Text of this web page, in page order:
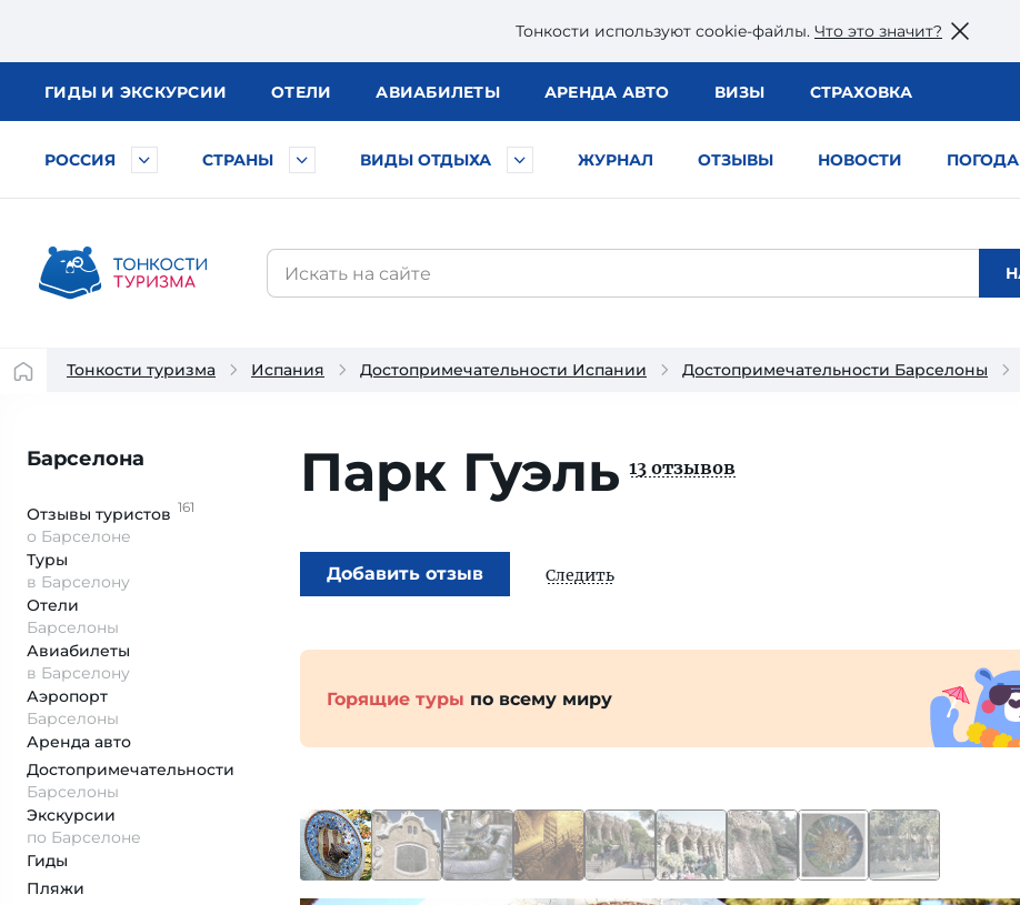
Тонкости используют сookie-файлы. Что это значит?
ГИДЫ И ЭКСКУРСИИ ОТЕЛИ АВИАБИЛЕТЫ АРЕНДА АВТО ВИЗЫ СТРАХОВКА
РОССИЯ СТРАНЫ ВИДЫ ОТДЫХА ЖУРНАЛ ОТЗЫВЫ НОВОСТИ ПОГОДА
Тонкости туризма Испания Достопримечательности Испании Достопримечательности Барселоны
Барселона
Отзывы туристов 161
о Барселоне
Туры
в Барселону
Отели
Барселоны
Авиабилеты
в Барселону
Аэропорт
Барселоны
Аренда авто
Достопримеча­тельности
Барселоны
Экскурсии
по Барселоне
Гиды
Пляжи
Парк Гуэль 13 отзывов
Добавить отзыв Следить
Горящие туры по всему миру